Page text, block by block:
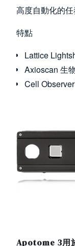
高度自動化的任
特點
Lattice
Axioscan 生
Cell
Apotome 3用